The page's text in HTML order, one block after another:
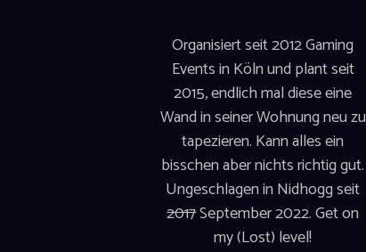
Organisiert seit 2012 Gaming
Events in Köln und plant seit
2015, endlich mal diese eine
Wand in seiner Wohnung neu zu
tapezieren. Kann alles ein
bisschen aber nichts richtig gut.
Ungeschlagen in Nidhogg seit
2017September 2022. Get on
my (Lost) level!